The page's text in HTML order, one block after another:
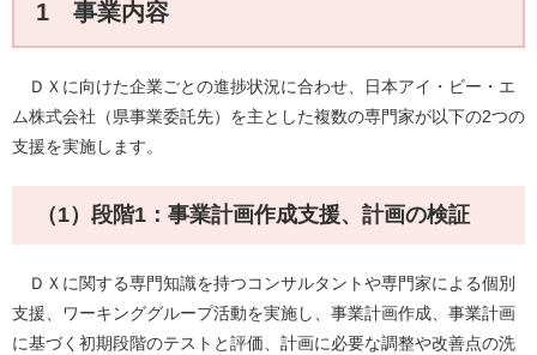
1 事業内容
ＤＸに向けた企業ごとの進捗状況に合わせ、日本アイ・ビー・エ
ム株式会社（県事業委託先）を主とした複数の専門家が以下の2つの
支援を実施します。
（1）段階1：事業計画作成支援、計画の検証
ＤＸに関する専門知識を持つコンサルタントや専門家による個別
支援、ワーキンググループ活動を実施し、事業計画作成、事業計画
に基づく初期段階のテストと評価、計画に必要な調整や改善点の洗